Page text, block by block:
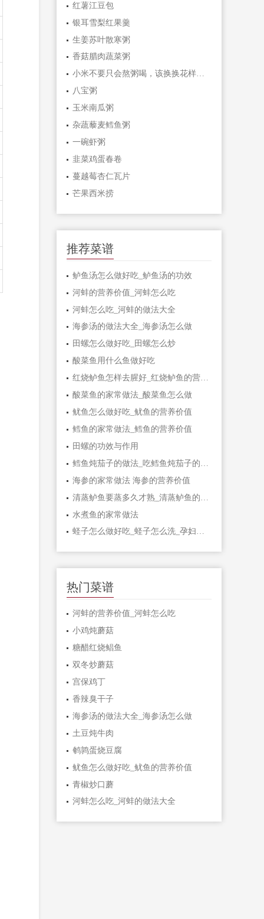
红薯江豆包
银耳雪梨红果羹
生姜苏叶散寒粥
香菇腊肉蔬菜粥
小米不要只会熬粥喝，该换换花样啦！
八宝粥
玉米南瓜粥
杂蔬藜麦鳕鱼粥
一碗虾粥
韭菜鸡蛋春卷
蔓越莓杏仁瓦片
芒果西米捞
推荐菜谱
鲈鱼汤怎么做好吃_鲈鱼汤的功效
河蚌的营养价值_河蚌怎么吃
河蚌怎么吃_河蚌的做法大全
海参汤的做法大全_海参汤怎么做
田螺怎么做好吃_田螺怎么炒
酸菜鱼用什么鱼做好吃
红烧鲈鱼怎样去腥好_红烧鲈鱼的营养价值
酸菜鱼的家常做法_酸菜鱼怎么做
鱿鱼怎么做好吃_鱿鱼的营养价值
鳕鱼的家常做法_鳕鱼的营养价值
田螺的功效与作用
海参的家常做法 海参的营养价值
水煮鱼的家常做法
蛏子怎么做好吃_蛏子怎么洗_孕妇能吃蛏子吗
热门菜谱
河蚌的营养价值_河蚌怎么吃
小鸡炖蘑菇
糖醋红烧鲳鱼
双冬炒蘑菇
宫保鸡丁
香辣臭干子
海参汤的做法大全_海参汤怎么做
土豆炖牛肉
鹌鹑蛋烧豆腐
鱿鱼怎么做好吃_鱿鱼的营养价值
青椒炒口蘑
河蚌怎么吃_河蚌的做法大全